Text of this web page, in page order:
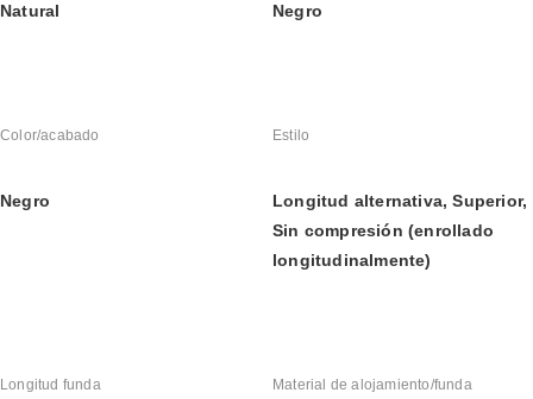
Natural Negro
Color/acabado
Negro
Estilo
Longitud alternativa, Superior,
Sin compresión (enrollado
longitudinalmente)
Longitud funda Material de alojamiento/funda